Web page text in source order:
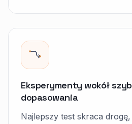
Eksperymenty wokół
dopasowania
Najlepszy test skraca